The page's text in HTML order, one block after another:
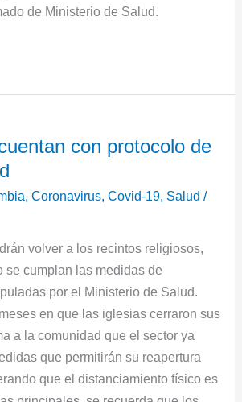
de Ministerio de Salud.
con protocolo de
,Coronavirus,Covid-19, Salud /
volver a los recintos religiosos,
se cumplan las medidas de
por el Ministerio de Salud.
en que las iglesias cerraron sus
a la comunidad que el sector ya
que permitirán su reapertura
que el distanciamiento físico es